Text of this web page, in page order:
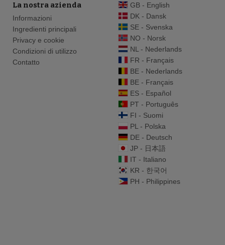
La nostra azienda
Informazioni
Ingredienti principali
Privacy e cookie
Condizioni di utilizzo
Contatto
GB - English
DK - Dansk
SE - Svenska
NO - Norsk
NL - Nederlands
FR - Français
BE - Nederlands
BE - Français
ES - Español
PT - Português
FI - Suomi
PL - Polska
DE - Deutsch
JP - 日本語
IT - Italiano
KR - 한국어
PH - Philippines